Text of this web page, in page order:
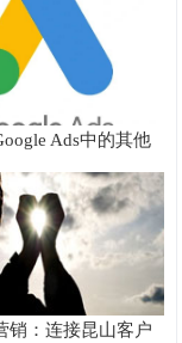
Ads中的其他
销：连接昆山客户